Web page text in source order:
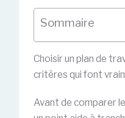
Sommaire
Choisir un plan de
critères qui font
Avant de comparer